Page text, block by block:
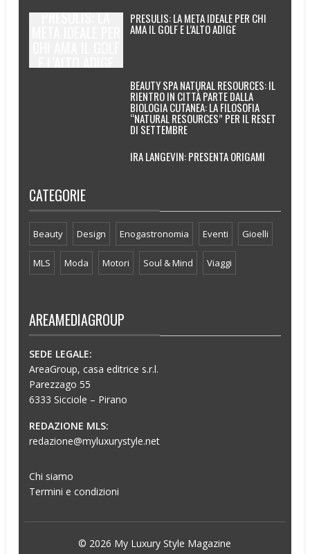
PRESULIS: LA
E L’ALTO ADIGE
PRESULIS: LA META IDEALE PER CHI
AMA IL GOLF E L’ALTO ADIGE
BEAUTY SPA NATURAL RESOURCES: IL
RIENTRO IN CITTÀ PARTE DALLA
BIOLOGIA CUTANEA: LA FILOSOFIA
“NATURAL RESOURCES” PER IL RESET
DI SETTEMBRE
IRA LANGEVIN: PRESENTA ORIGAMI
CATEGORIE
Beauty Design Enogastronomia Eventi Gioelli
MLS Moda Motori Soul & Mind Viaggi
AREAMEDIAGROUP
SEDE LEGALE:
AreaGroup, casa editrice s.r.l.
Parezzago 55
6333 Sicciole – Pirano
REDAZIONE MLS:
redazione@myluxurystyle.net
Chi siamo
Termini e condizioni
© 2026 My Luxury Style Magazine